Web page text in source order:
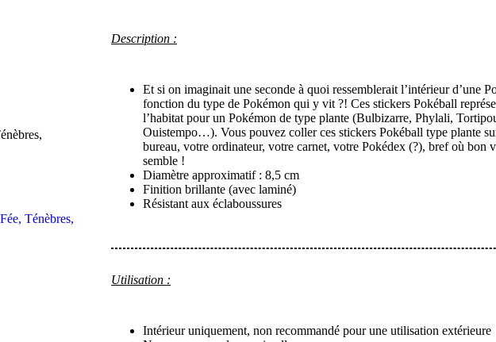
Description :
Et si on imaginait une seconde à quoi ressemblerait l’intérieur d’une
fonction du type de Pokémon qui y vit ?! Ces stickers Pokéball
l’habitat pour un Pokémon de type plante (Bulbizarre, Phylali,
Ouistempo…). Vous pouvez coller ces stickers Pokéball type plante
bureau, votre ordinateur, votre carnet, votre Pokédex (?), bref où bon
semble !
Diamètre approximatif : 8,5 cm
Finition brillante (avec laminé)
Résistant aux éclaboussures
Utilisation :
Intérieur uniquement, non recommandé pour une utilisation extérieure